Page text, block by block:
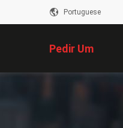
Portuguese
Pedir Um
Orçamento